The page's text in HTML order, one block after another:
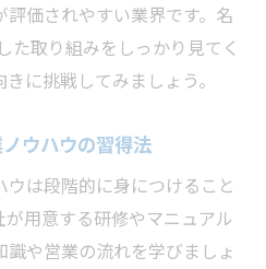
価されやすい業界です。名
た取り組みをしっかり見てく
に挑戦してみましょう。
ウハウの習得法
は段階的に身につけること
用意する研修やマニュアル
や営業の流れを学びましょ